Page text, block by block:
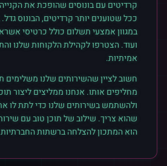
קרדיטים עם בונוסים שהופכת את
ככל שטוענים יותר קרדיטים, הבונוס
ועוד. הצטרפו לקהילת הלקוחות שלנו
אמיתיות.
חשוב לציין שהשירותים שלנו משלימים
מחליפים אותו. אנחנו ממליצים ליצור
ולהשתמש בשירותים שלנו כדי לתת לו
שהוא צריך. שילוב של תוכן טוב עם
הוא המתכון להצלחה ברשתות